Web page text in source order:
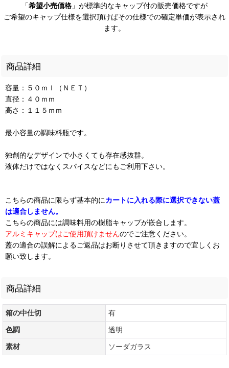
「希望小売価格 」が標準的なキャップ付の販売価格ですが
ご希望のキャップ仕様を選択頂けばその仕様での確定単価が表示され
ます。
商品詳細
容量：５０ｍｌ（ＮＥＴ）
直径：４０ｍｍ
高さ：１１５ｍｍ
最小容量の調味料瓶です。
独創的なデザインで小さくても存在感抜群。
液体だけではなくスパイスなどにもご利用下さい。
こちらの商品に限らず基本的にカートに入れる際に選択できない蓋
は適合しません。
こちらの商品には調味料用の樹脂キャップが嵌合します。
アルミキャップはご使用頂けませんのでご注意ください。
蓋の適合の誤解によるご返品はお断りさせて頂きますので宜しくお
願い致します。
商品詳細
箱の中仕切
有
色調
透明
素材
ソーダガラス